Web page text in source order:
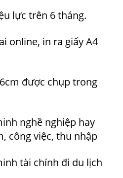
lực trên 6 tháng.
online, in ra giấy A4
được chụp trong
nghề nghiệp hay
công việc, thu nhập
tài chính đi du lịch